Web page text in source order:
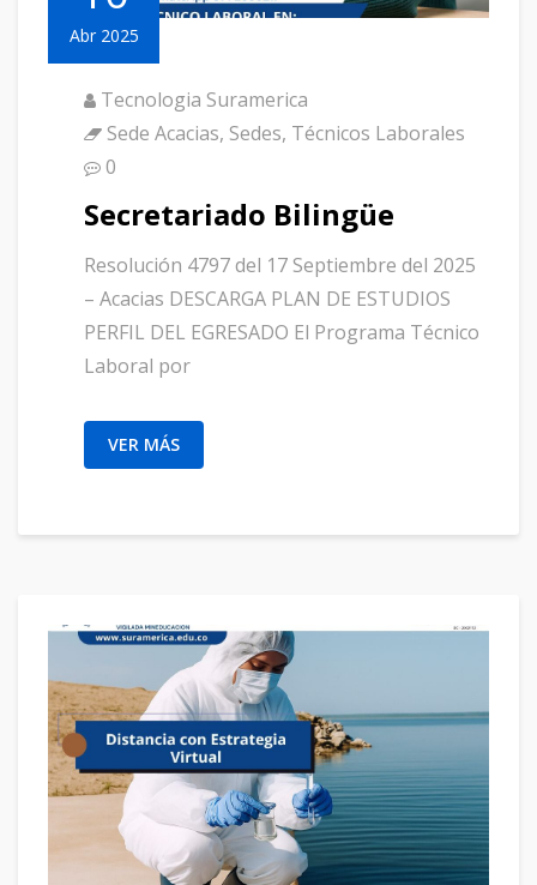
Abr 2025
Tecnologia Suramerica
Sede Acacias, Sedes, Técnicos Laborales
0
Secretariado Bilingüe
Resolución 4797 del 17 Septiembre del 2025
– Acacias DESCARGA PLAN DE ESTUDIOS
PERFIL DEL EGRESADO El Programa Técnico
Laboral por
VER MÁS